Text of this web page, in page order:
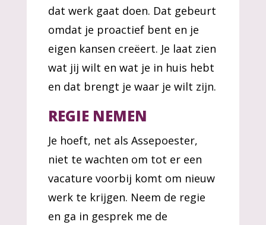
dat werk gaat doen. Dat gebeurt
omdat je proactief bent en je
eigen kansen creëert. Je laat zien
wat jij wilt en wat je in huis hebt
en dat brengt je waar je wilt zijn.
REGIE NEMEN
Je hoeft, net als Assepoester,
niet te wachten om tot er een
vacature voorbij komt om nieuw
werk te krijgen. Neem de regie
en ga in gesprek me de